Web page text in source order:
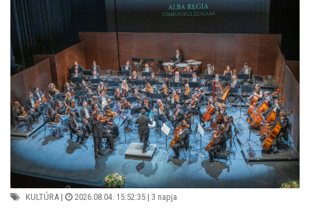
KULTÚRA | 2026.08.04. 15:52:35 | 3 napja